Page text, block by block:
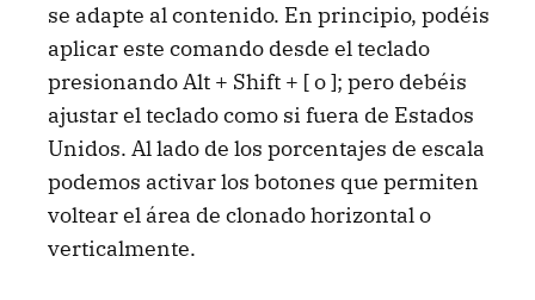
se adapte al contenido. En principio, podéis
aplicar este comando desde el teclado
presionando Alt + Shift + [ o ]; pero debéis
ajustar el teclado como si fuera de Estados
Unidos. Al lado de los porcentajes de escala
podemos activar los botones que permiten
voltear el área de clonado horizontal o
verticalmente.